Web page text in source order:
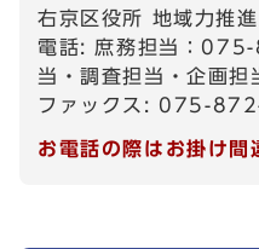
右京区役所 地域力推
電話: 庶務担当：
当・調査担当・企画
ファックス: 075-
お電話の際はお掛け間